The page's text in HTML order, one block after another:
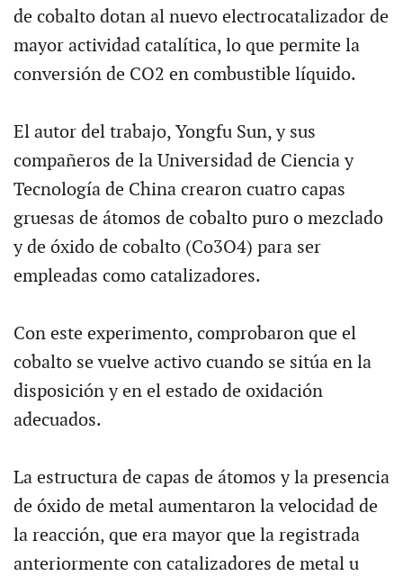
de cobalto dotan al nuevo electrocatalizador de
mayor actividad catalítica, lo que permite la
conversión de CO2 en combustible líquido.
El autor del trabajo, Yongfu Sun, y sus
compañeros de la Universidad de Ciencia y
Tecnología de China crearon cuatro capas
gruesas de átomos de cobalto puro o mezclado
y de óxido de cobalto (Co3O4) para ser
empleadas como catalizadores.
Con este experimento, comprobaron que el
cobalto se vuelve activo cuando se sitúa en la
disposición y en el estado de oxidación
adecuados.
La estructura de capas de átomos y la presencia
de óxido de metal aumentaron la velocidad de
la reacción, que era mayor que la registrada
anteriormente con catalizadores de metal u